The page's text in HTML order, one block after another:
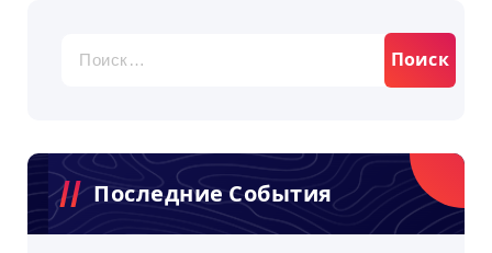
Последние События